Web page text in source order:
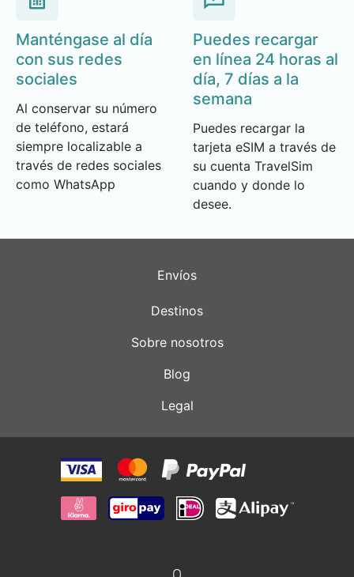
Manténgase al día
con sus redes
sociales
Al conservar su número
de teléfono, estará
siempre localizable a
través de redes sociales
como WhatsApp
Puedes recargar
en línea 24 horas al
día, 7 días a la
semana
Puedes recargar la
tarjeta eSIM a través de
su cuenta TravelSim
cuando y donde lo
desee.
Envíos
Destinos
Sobre nosotros
Blog
Legal